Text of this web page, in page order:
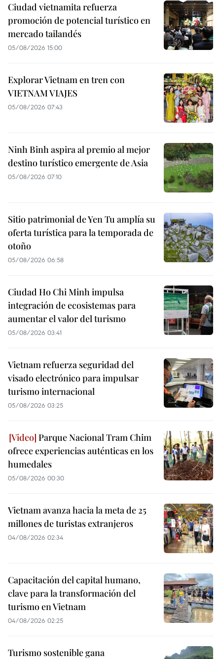
Ciudad vietnamita refuerza
promoción de potencial turístico en
mercado tailandés
05/08/2026 15:00
Explorar Vietnam en tren con
VIETNAM VIAJES
05/08/2026 07:43
Ninh Binh aspira al premio al mejor
destino turístico emergente de Asia
05/08/2026 07:10
Sitio patrimonial de Yen Tu amplía su
oferta turística para la temporada de
otoño
05/08/2026 06:58
Ciudad Ho Chi Minh impulsa
integración de ecosistemas para
aumentar el valor del turismo
05/08/2026 03:41
Vietnam refuerza seguridad del
visado electrónico para impulsar
turismo internacional
05/08/2026 03:25
Parque Nacional Tram Chim
ofrece experiencias auténticas en los
humedales
05/08/2026 00:30
Vietnam avanza hacia la meta de 25
millones de turistas extranjeros
04/08/2026 02:34
Capacitación del capital humano,
clave para la transformación del
turismo en Vietnam
04/08/2026 02:25
Turismo sostenible gana